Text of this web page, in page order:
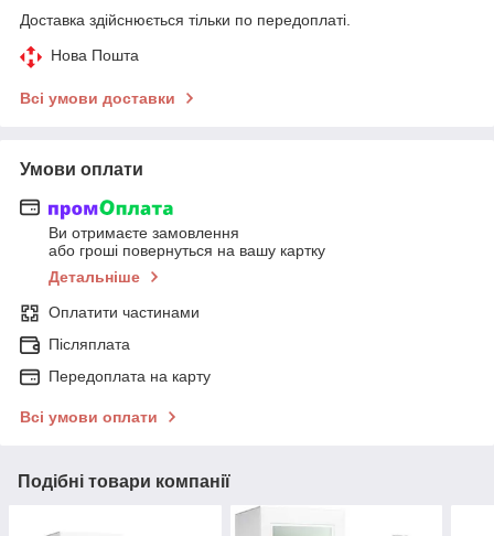
Доставка здійснюється тільки по передоплаті.
Нова Пошта
Всі умови доставки
Умови оплати
Ви отримаєте замовлення
або гроші повернуться на вашу картку
Детальніше
Оплатити частинами
Післяплата
Передоплата на карту
Всі умови оплати
Подібні товари компанії